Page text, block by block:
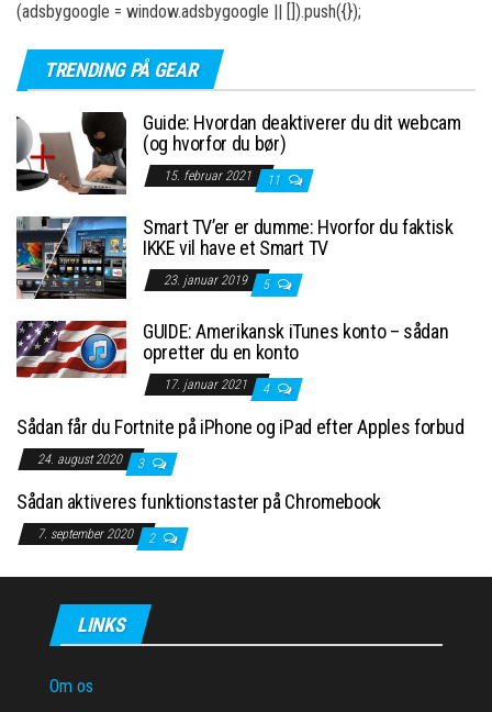
(adsbygoogle = window.adsbygoogle || []).push({});
TRENDING PÅ GEAR
Guide: Hvordan deaktiverer du dit webcam
(og hvorfor du bør)
15. februar 2021 11
Smart TV’er er dumme: Hvorfor du faktisk
IKKE vil have et Smart TV
23. januar 2019 5
GUIDE: Amerikansk iTunes konto – sådan
opretter du en konto
17. januar 2021 4
Sådan får du Fortnite på iPhone og iPad efter Apples forbud
24. august 2020 3
Sådan aktiveres funktionstaster på Chromebook
7. september 2020 2
LINKS
Om os